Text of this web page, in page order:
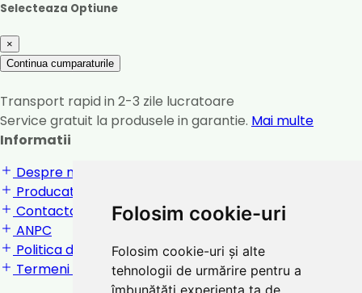
Folosim cookie-uri
Folosim cookie-uri și alte
tehnologii de urmărire pentru a
îmbunătăți experiența ta de
Selecteaza Optiune
×
Continua cumparaturile
Transport rapid in 2-3 zile lucratoare
Service gratuit la produsele in garantie. Mai multe
Informatii
Despre noi
Producatori
Contactati-ne
ANPC
Politica de confidentialitate
Termeni si conditii